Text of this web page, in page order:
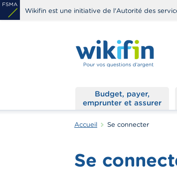
Aller
au
Wikifin est une initiative de l'Autorité des
Budget, payer,
emprunter et assurer
Accueil Se connecter
Se